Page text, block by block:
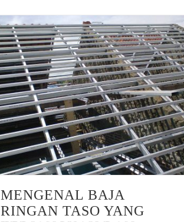
MENGENAL BAJA
RINGAN TASO YANG